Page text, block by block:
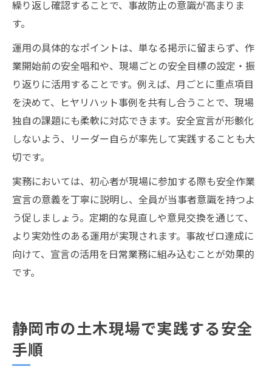
繰り返し確認することで、事故防止の意識が高まりま
す。
運用の具体的なポイントは、単なる掲示に留まらず、作
業開始前の安全唱和や、現場ごとの安全目標の設定・振
り返りに活用することです。例えば、月ごとに重点項目
を決めて、ヒヤリハット事例を共有し合うことで、現場
独自の課題にも柔軟に対応できます。安全宣言が形骸化
しないよう、リーダー自らが率先して実践することも大
切です。
実務においては、初心者が現場に参加する際も安全作業
宣言の意義を丁寧に説明し、全員が当事者意識を持つよ
う促しましょう。定期的な見直しや意見交換を通じて、
より実効性のある運用が実現されます。事故ゼロ達成に
向けて、宣言の活用を日常業務に組み込むことが効果的
です。
静岡市の土木現場で実践する安全
手順